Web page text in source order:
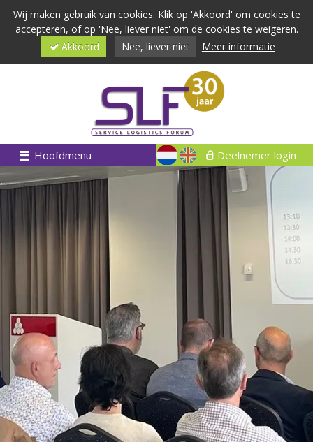
Wij maken gebruik van cookies. Klik op 'Akkoord' om cookies te
accepteren, of op 'Nee, liever niet' om de cookies te weigeren.
Akkoord
Nee, liever niet Meer informatie
Hoofdmenu Deelnemer login